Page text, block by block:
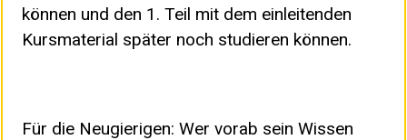
können und den 1. Teil mit dem einleitenden
Kursmaterial später noch studieren können.
Für die Neugierigen: Wer vorab sein Wissen